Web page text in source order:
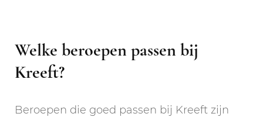
Welke beroepen passen bij
Kreeft?
Beroepen die goed passen bij Kreeft zijn